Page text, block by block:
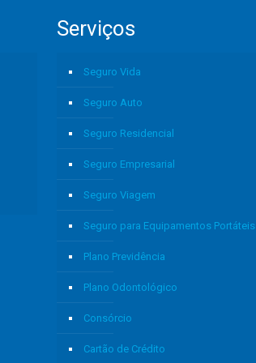
Serviços
Seguro Vida
Seguro Auto
Seguro Residencial
Seguro Empresarial
Seguro Viagem
Seguro para Equipamentos Portáteis
Plano Previdência
Plano Odontológico
Consórcio
Cartão de Crédito